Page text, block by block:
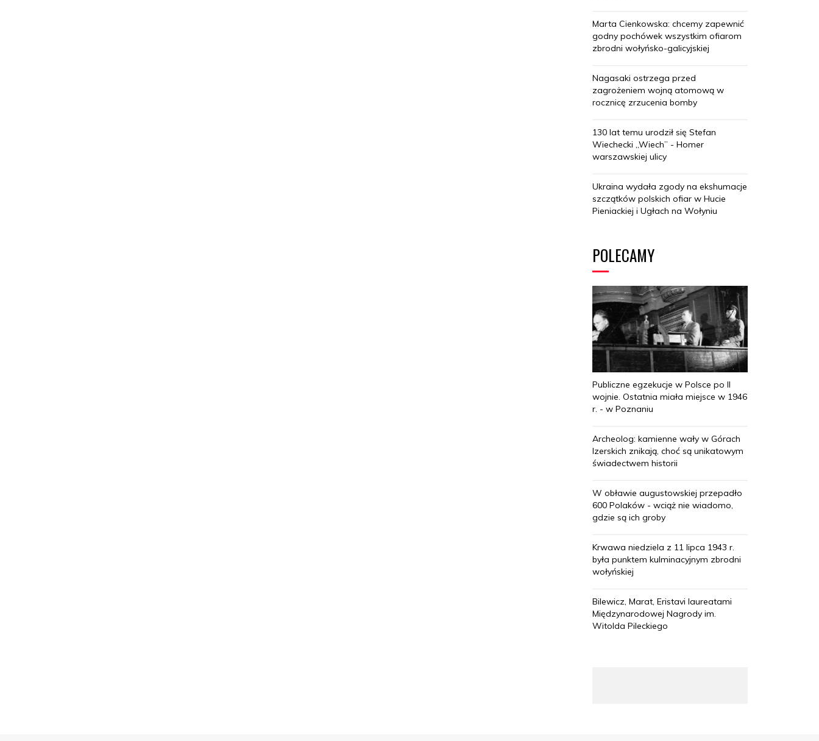
Marta Cienkowska: chcemy zapewnić
godny pochówek wszystkim ofiarom
zbrodni wołyńsko-galicyjskiej
Nagasaki ostrzega przed
zagrożeniem wojną atomową w
rocznicę zrzucenia bomby
130 lat temu urodził się Stefan
Wiechecki „Wiech” - Homer
warszawskiej ulicy
Ukraina wydała zgody na ekshumacje
szczątków polskich ofiar w Hucie
Pieniackiej i Ugłach na Wołyniu
POLECAMY
Publiczne egzekucje w Polsce po II
wojnie. Ostatnia miała miejsce w 1946
r. - w Poznaniu
Archeolog: kamienne wały w Górach
Izerskich znikają, choć są unikatowym
świadectwem historii
W obławie augustowskiej przepadło
600 Polaków - wciąż nie wiadomo,
gdzie są ich groby
Krwawa niedziela z 11 lipca 1943 r.
była punktem kulminacyjnym zbrodni
wołyńskiej
Bilewicz, Marat, Eristavi laureatami
Międzynarodowej Nagrody im.
Witolda Pileckiego